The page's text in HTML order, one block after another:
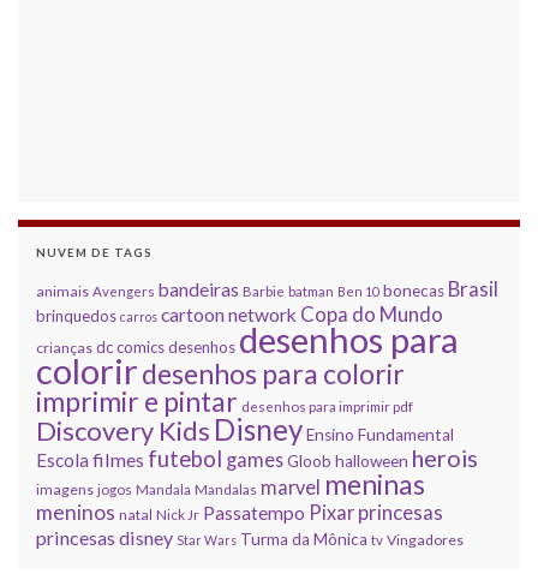
NUVEM DE TAGS
animais Avengers bandeiras Barbie batman Ben 10 bonecas Brasil
brinquedos carros cartoon network Copa do Mundo
crianças dc comicsdesenhos desenhos para
colorirdesenhos para colorir
imprimir e pintar desenhos para imprimir pdf
Discovery Kids DisneyEnsino Fundamental
Escola filmes futebol gamesGloob halloween herois
imagens jogos Mandala Mandalas marvel meninas
meninos natal Nick Jr Passatempo Pixar princesas
princesas disney Star Wars Turma da Mônica tv Vingadores